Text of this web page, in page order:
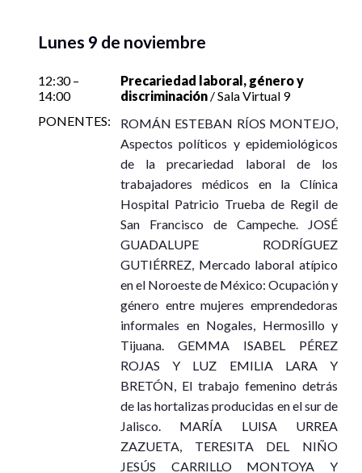
Lunes 9 de noviembre
12:30 –
14:00
Precariedad laboral, género y
discriminación / Sala Virtual 9
PONENTES:
ROMÁN ESTEBAN RÍOS MONTEJO,
Aspectos políticos y epidemiológicos
de la precariedad laboral de los
trabajadores médicos en la Clínica
Hospital Patricio Trueba de Regil de
San Francisco de Campeche. JOSÉ
GUADALUPE RODRÍGUEZ
GUTIÉRREZ, Mercado laboral atípico
en el Noroeste de México: Ocupación y
género entre mujeres emprendedoras
informales en Nogales, Hermosillo y
Tijuana. GEMMA ISABEL PÉREZ
ROJAS Y LUZ EMILIA LARA Y
BRETÓN, El trabajo femenino detrás
de las hortalizas producidas en el sur de
Jalisco. MARÍA LUISA URREA
ZAZUETA, TERESITA DEL NIÑO
JESÚS CARRILLO MONTOYA Y